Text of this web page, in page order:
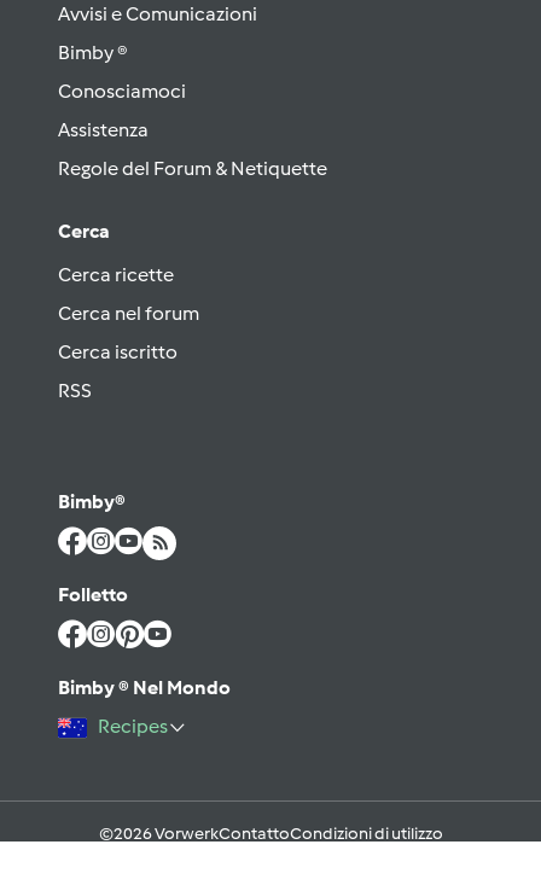
Avvisi e Comunicazioni
Bimby ®
Conosciamoci
Assistenza
Regole del Forum & Netiquette
Cerca
Cerca ricette
Cerca nel forum
Cerca iscritto
RSS
Bimby®
Folletto
Bimby ® Nel Mondo
Recipes
©2026 VorwerkContattoCondizioni di utilizzo